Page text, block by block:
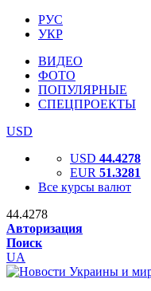
РУС
УКР
ВИДЕО
ФОТО
ПОПУЛЯРНЫЕ
СПЕЦПРОЕКТЫ
USD
USD 44.4278
EUR 51.3281
Все курсы валют
44.4278
Авторизация
Поиск
UA